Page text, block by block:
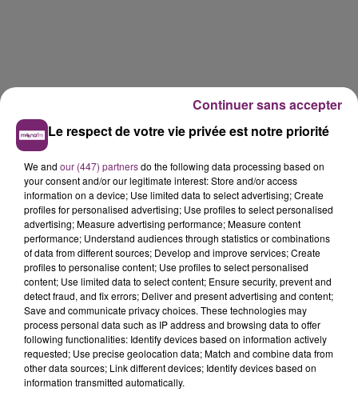
La Bulle - Guinguette éphémère
de Frelinghien !
Le respect de votre vie privée est notre priorité
We and our (447) partnersdo the following data processing based on
your consent and/or our legitimate interest: Store and/or access
information on a device; Use limited data to select advertising; Create
profiles for personalised advertising; Use profiles to select personalised
advertising; Measure advertising performance; Measure content
performance; Understand audiences through statistics or combinations
of data from different sources; Develop and improve services; Create
profiles to personalise content; Use profiles to select personalised
content; Use limited data to select content; Ensure security, prevent and
detect fraud, and fix errors; Deliver and present advertising and content;
Save and communicate privacy choices. These technologies may
process personal data such as IP address and browsing data to offer
following functionalities: Identify devices based on information actively
requested; Use precise geolocation data; Match and combine data from
other data sources; Link different devices; Identify devices based on
information transmitted automatically.
Continuer sans accepter